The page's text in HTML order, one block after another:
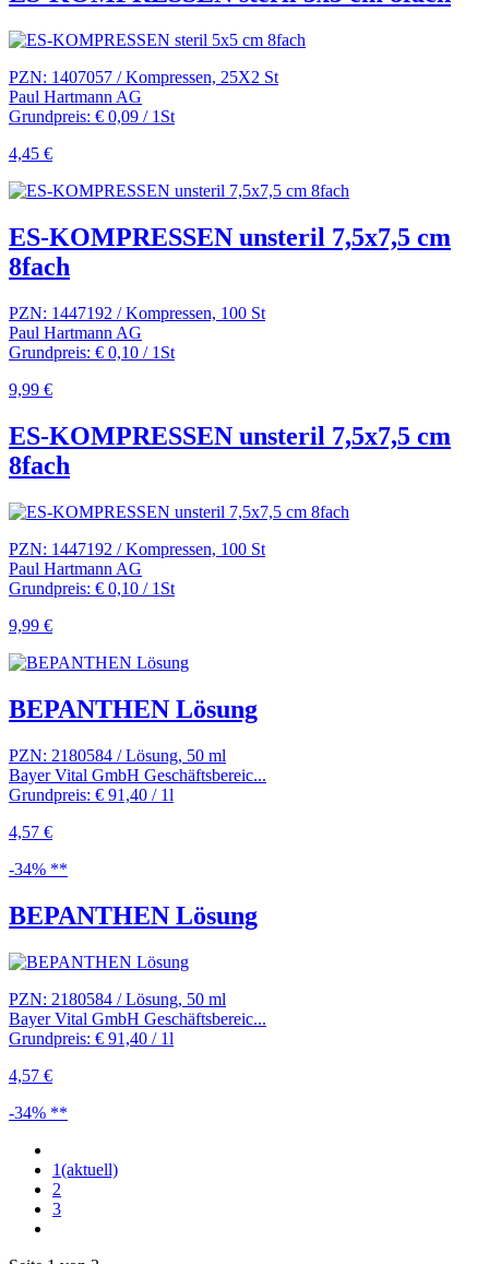
PZN: 1407057 / Kompressen, 25X2 St
Paul Hartmann AG
Grundpreis: € 0,09 / 1St
4,45 €
ES-KOMPRESSEN unsteril 7,5x7,5 cm
8fach
PZN: 1447192 / Kompressen, 100 St
Paul Hartmann AG
Grundpreis: € 0,10 / 1St
9,99 €
ES-KOMPRESSEN unsteril 7,5x7,5 cm
8fach
PZN: 1447192 / Kompressen, 100 St
Paul Hartmann AG
Grundpreis: € 0,10 / 1St
9,99 €
BEPANTHEN Lösung
PZN: 2180584 / Lösung, 50 ml
Bayer Vital GmbH Geschäftsbereic...
Grundpreis: € 91,40 / 1l
4,57 €
-34% **
BEPANTHEN Lösung
PZN: 2180584 / Lösung, 50 ml
Bayer Vital GmbH Geschäftsbereic...
Grundpreis: € 91,40 / 1l
4,57 €
-34% **
1(aktuell)
2
3